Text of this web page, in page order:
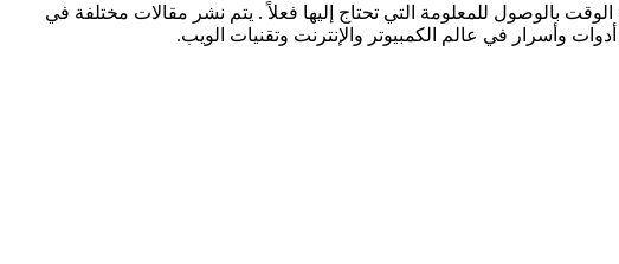
بالوصول للمعلومة التي تحتاج إليها فعلاً . يتم نشر مقالات مختلفة في
وأسرار في عالم الكمبيوتر والإنترنت وتقنيات الويب.